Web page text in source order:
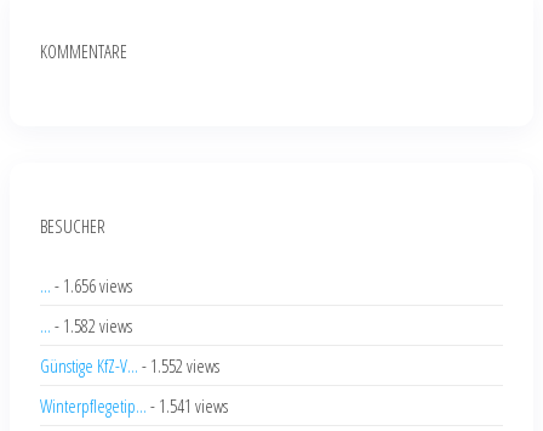
KOMMENTARE
BESUCHER
... - 1.656 views
... - 1.582 views
Günstige KfZ-V... - 1.552 views
Winterpflegetip... - 1.541 views